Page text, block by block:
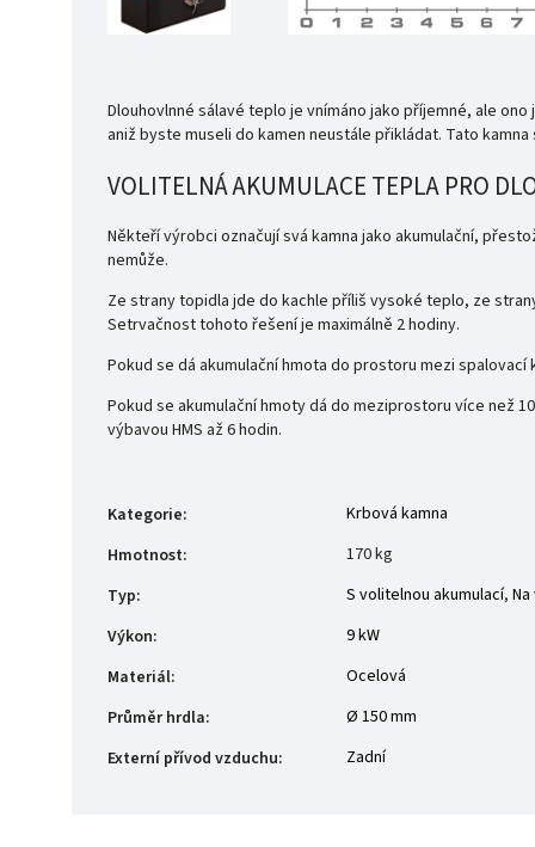
Dlouhovlnné sálavé teplo je vnímáno jako příjemné, ale
aniž byste museli do kamen neustále přikládat. Tato
VOLITELNÁ AKUMULACE TEPLA PRO
Někteří výrobci označují svá kamna jako akumulační,
nemůže.
Ze strany topidla jde do kachle příliš vysoké teplo, ze
Setrvačnost tohoto řešení je maximálně 2 hodiny.
Pokud se dá akumulační hmota do prostoru mezi
Pokud se akumulační hmoty dá do meziprostoru více než
výbavou HMS až 6 hodin.
Kategorie:
Krbová kamna
Hmotnost:
170 kg
Typ: S volitelnou akumulací,
Výkon:
9 kW
Materiál:
Ocelová
Průměr hrdla:
Ø 150 mm
Externí přívod vzduchu: Zadní